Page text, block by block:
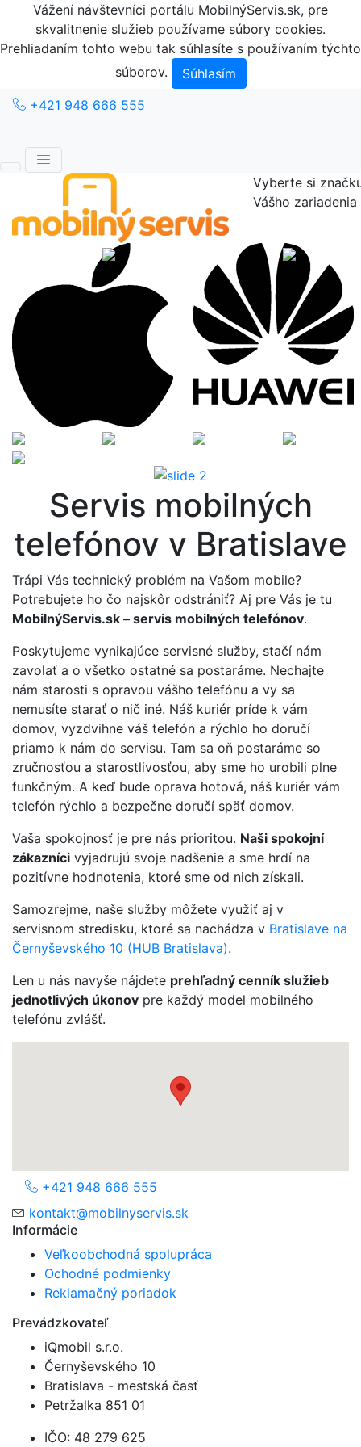
Vážení návštevníci portálu MobilnýServis.sk, pre
skvalitnenie služieb používame súbory cookies.
Prehliadaním tohto webu tak súhlasíte s používaním týchto
súborov.
Súhlasím
+421 948 666 555
Vyberte si
Vášho zariadenia
Previous
Servis mobilných
telefónov v Bratislave
Trápi Vás technický problém na Vašom mobile?
Potrebujete ho čo najskôr odstrániť? Aj pre Vás je tu
MobilnýServis.sk – servis mobilných telefónov.
Poskytujeme vynikajúce servisné služby, stačí nám
zavolať a o všetko ostatné sa postaráme. Nechajte
nám starosti s opravou vášho telefónu a vy sa
nemusíte starať o nič iné. Náš kuriér príde k vám
domov, vyzdvihne váš telefón a rýchlo ho doručí
priamo k nám do servisu. Tam sa oň postaráme so
zručnosťou a starostlivosťou, aby sme ho urobili plne
funkčným. A keď bude oprava hotová, náš kuriér vám
telefón rýchlo a bezpečne doručí späť domov.
Vaša spokojnosť je pre nás prioritou. Naši spokojní
zákazníci vyjadrujú svoje nadšenie a sme hrdí na
pozitívne hodnotenia, ktoré sme od nich získali.
Samozrejme, naše služby môžete využiť aj v
servisnom stredisku, ktoré sa nachádza v Bratislave na
Černyševského 10 (HUB Bratislava).
Len u nás navyše nájdete prehľadný cenník služieb
jednotlivých úkonov pre každý model mobilného
telefónu zvlášť.
+421 948 666 555
kontakt@mobilnyservis.sk
Informácie
Veľkoobchodná spolupráca
Ochodné podmienky
Reklamačný poriadok
Prevádzkovateľ
iQmobil s.r.o.
Černyševského 10
Bratislava - mestská časť
Petržalka 851 01
IČO: 48 279 625